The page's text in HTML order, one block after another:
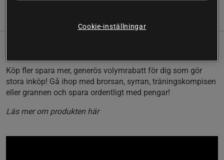
Köp fler spara mer, generös volymrabatt för dig som gör
stora inköp! Gå ihop med brorsan, syrran, träningskompisen
eller grannen och spara ordentligt med pengar!
Läs mer om produkten här
Cookie-inställningar